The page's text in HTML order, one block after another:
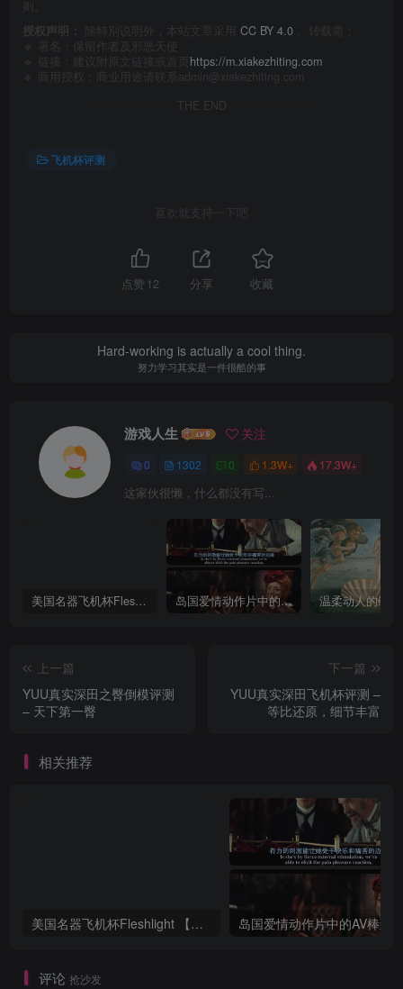
授权声明：
除特别说明外，本站文章采用 CC BY 4.0 ， 转载需：
🔹 署名：保留作者及 邪恶天使
🔹 链接：建议附原文链接或首页 https://m.xiakezhiting.com
🔹 商用授权：商业用途请联系admin@xiakezhiting.com
THE END
飞机杯评测
喜欢就支持一下吧
点赞 12 分享 收藏
Hard-working is actually a cool thing.
努力学习其实是一件很酷的事
游戏人生 关注
0 1302 0 1.3W+ 17.3W+
这家伙很懒，什么都没有写...
美国名器飞机杯Fleshlight 【Quickshot-Vantage 双头飞机杯】完全评测 岛国爱情动作片中的AV棒到底有多猛？成人用品震动棒的发展史！
上一篇
YUU真实深田之臀倒模评测
– 天下第一臀
下一篇
YUU真实深田飞机杯评测 –
等比还原，细节丰富
相关推荐
美国名器飞机杯Fleshlight 【Quickshot-Vantage 双头飞机杯】完全评测
评论 抢沙发